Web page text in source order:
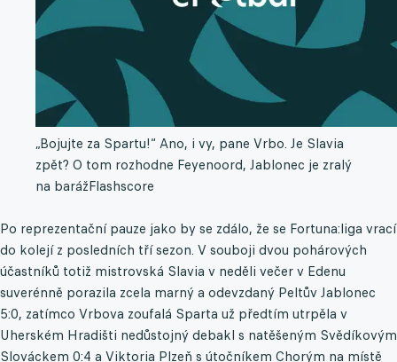
„Bojujte za Spartu!“ Ano, i vy, pane Vrbo. Je Slavia
zpět? O tom rozhodne Feyenoord, Jablonec je zralý
na barážFlashscore
Po reprezentační pauze jako by se zdálo, že se Fortuna:liga vrací
do kolejí z posledních tří sezon. V souboji dvou pohárových
účastníků totiž mistrovská Slavia v neděli večer v Edenu
suverénně porazila zcela marný a odevzdaný Peltův Jablonec
5:0, zatímco Vrbova zoufalá Sparta už předtím utrpěla v
Uherském Hradišti nedůstojný debakl s natěšeným Svědíkovým
Slováckem 0:4 a Viktoria Plzeň s útočníkem Chorým na místě